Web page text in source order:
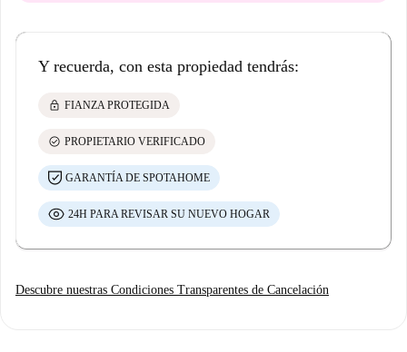
Y recuerda, con esta propiedad tendrás:
lock FIANZA PROTEGIDA
check_circle PROPIETARIO VERIFICADO
GARANTÍA DE SPOTAHOME
24H PARA REVISAR SU NUEVO HOGAR
Descubre nuestras Condiciones Transparentes de Cancelación